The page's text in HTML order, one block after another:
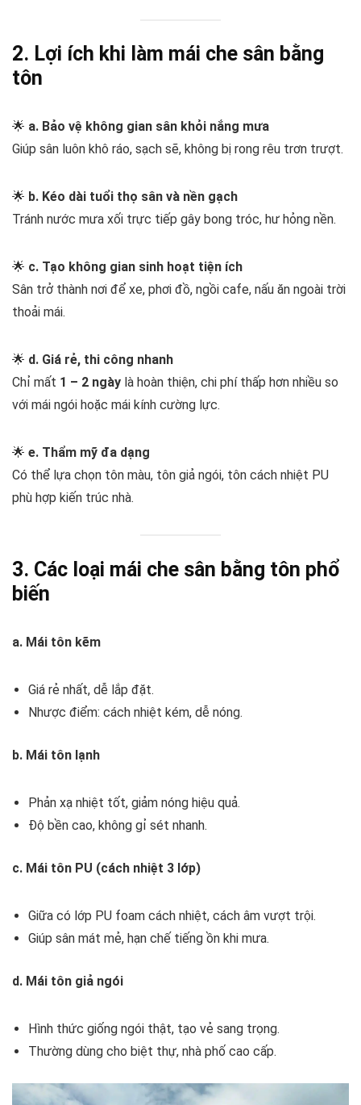
2. Lợi ích khi làm mái che sân bằng
tôn
🌟 a. Bảo vệ không gian sân khỏi nắng mưa
Giúp sân luôn khô ráo, sạch sẽ, không bị rong rêu trơn trượt.
🌟 b. Kéo dài tuổi thọ sân và nền gạch
Tránh nước mưa xối trực tiếp gây bong tróc, hư hỏng nền.
🌟 c. Tạo không gian sinh hoạt tiện ích
Sân trở thành nơi để xe, phơi đồ, ngồi cafe, nấu ăn ngoài trời
thoải mái.
🌟 d. Giá rẻ, thi công nhanh
Chỉ mất 1 – 2 ngày là hoàn thiện, chi phí thấp hơn nhiều so
với mái ngói hoặc mái kính cường lực.
🌟 e. Thẩm mỹ đa dạng
Có thể lựa chọn tôn màu, tôn giả ngói, tôn cách nhiệt PU
phù hợp kiến trúc nhà.
3. Các loại mái che sân bằng tôn phổ
biến
a. Mái tôn kẽm
Giá rẻ nhất, dễ lắp đặt.
Nhược điểm: cách nhiệt kém, dễ nóng.
b. Mái tôn lạnh
Phản xạ nhiệt tốt, giảm nóng hiệu quả.
Độ bền cao, không gỉ sét nhanh.
c. Mái tôn PU (cách nhiệt 3 lớp)
Giữa có lớp PU foam cách nhiệt, cách âm vượt trội.
Giúp sân mát mẻ, hạn chế tiếng ồn khi mưa.
d. Mái tôn giả ngói
Hình thức giống ngói thật, tạo vẻ sang trọng.
Thường dùng cho biệt thự, nhà phố cao cấp.